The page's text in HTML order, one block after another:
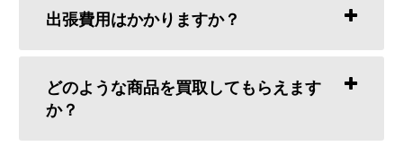
出張費用はかかりますか？
どのような商品を買取してもらえます
か？